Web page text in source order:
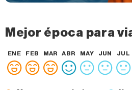
Mejor época para
ENE FEB MAR ABR MAY JUN JUL